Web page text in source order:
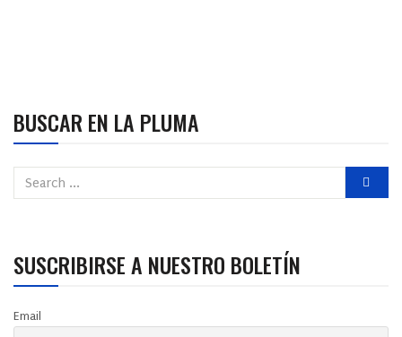
BUSCAR EN LA PLUMA
SUSCRIBIRSE A NUESTRO BOLETÍN
Email